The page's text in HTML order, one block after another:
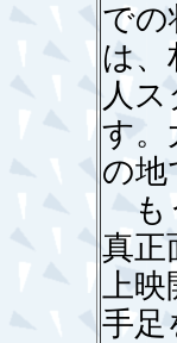
での
は
人
す。
の地
も
真正
上映
手足